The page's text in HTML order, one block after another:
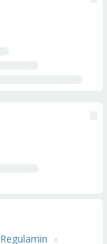
Regulamin